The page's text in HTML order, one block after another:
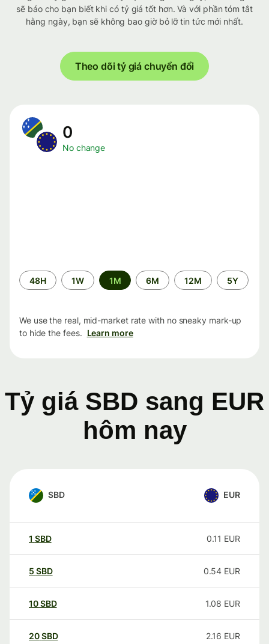
sẽ báo cho bạn biết khi có tỷ giá tốt hơn. Và với phần tóm tắt
hằng ngày, bạn sẽ không bao giờ bỏ lỡ tin tức mới nhất.
Theo dõi tỷ giá chuyển đổi
0
No change
Time
period
48H 1W 1M 6M 12M 5Y
We use the real, mid-market rate with no sneaky mark-up
to hide the fees. Learn more
Tỷ giá SBD sang EUR
hôm nay
SBD EUR
1 SBD 0.11 EUR
5 SBD 0.54 EUR
10SBD 1.08 EUR
20SBD 2.16 EUR